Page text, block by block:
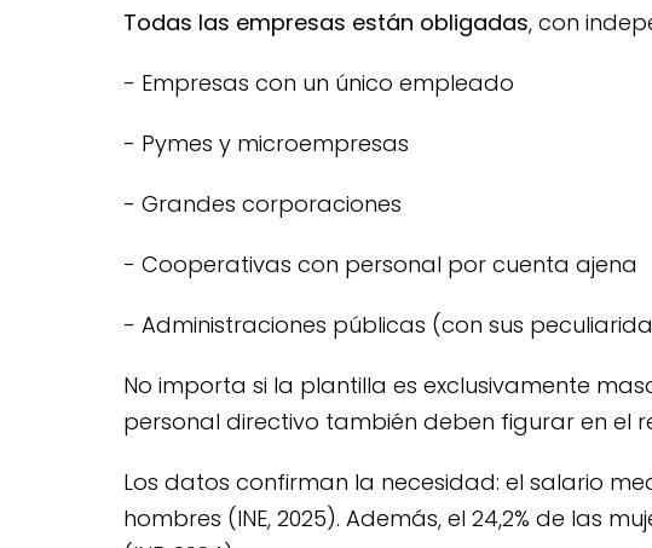
Todas las empresas están obligadas, con
- Empresas con un único empleado
- Pymes y microempresas
- Grandes corporaciones
- Cooperativas con personal por cuenta ajena
- Administraciones públicas (con sus
No importa si la plantilla es exclusivamente
personal directivo también deben figurar en el
Los datos confirman la necesidad: el salario
hombres (INE, 2025). Además, el 24,2% de las